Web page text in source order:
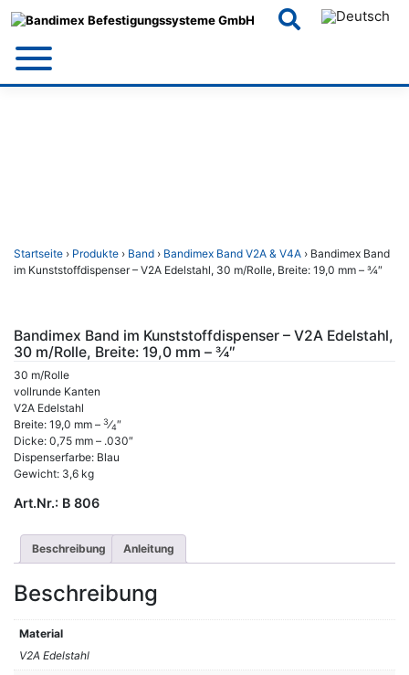
Startseite › Produkte › Band › Bandimex Band V2A & V4A › Bandimex Band
im Kunststoffdispenser – V2A Edelstahl, 30 m/Rolle, Breite: 19,0 mm – 3⁄4″
Bandimex Band im Kunststoffdispenser – V2A Edelstahl,
30 m/Rolle, Breite: 19,0 mm – 3⁄4″
30 m/Rolle
vollrunde Kanten
V2A Edelstahl
Breite: 19,0 mm – 3⁄4″
Dicke: 0,75 mm – .030″
Dispenserfarbe: Blau
Gewicht: 3,6 kg
Art.Nr.: B 806
Beschreibung Anleitung
Beschreibung
Material
V2A Edelstahl